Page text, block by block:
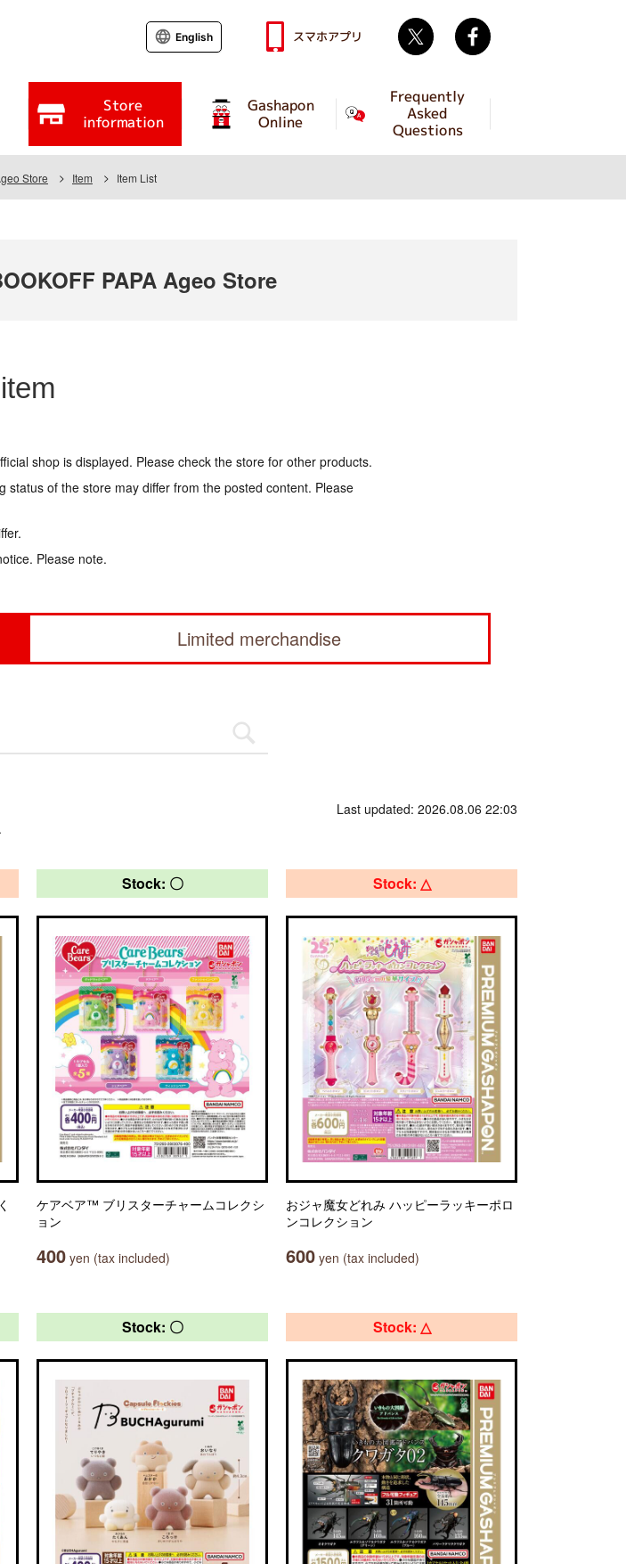
Store
information
Gashapon
Online
Frequently
Asked
Questions
English スマホアプリ Twitter
Store Item Item List
PAPA Ageo Store
item
shop is displayed. Please check the store for other products.
of the store may differ from the posted content. Please
Please note.
Limited merchandise
Last updated: 2026.08.06 22:03
Stock: 〇
ケアベア™ ブリスターチャームコレクシ
ョン
400 yen (tax included)
Stock: △
おジャ魔女どれみ ハッピーラッキーポロ
ンコレクション
600 yen (tax included)
Stock: 〇 Stock: △